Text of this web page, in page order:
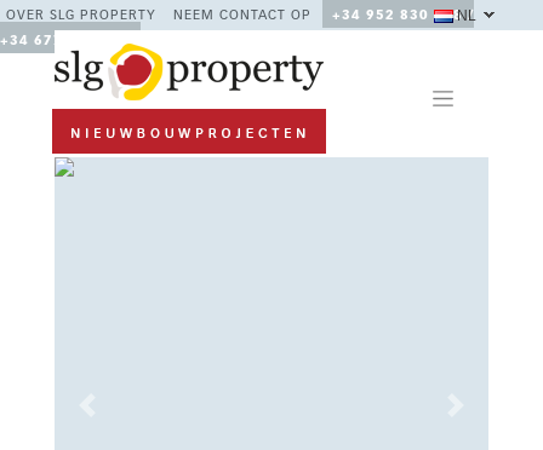
OVER SLG PROPERTY NEEM CONTACT OP
+34 952 830 378 /
+34 677 670 480
NL